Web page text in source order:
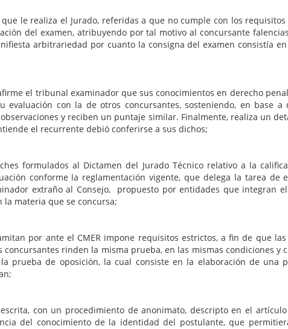
el Jurado, referidas a que no cumple con los requisitos
del examen, atribuyendo por tal motivo al concursante
arbitrariedad por cuanto la consigna del examen consistía
examinador que sus conocimientos en derecho penal
evaluación con la de otros concursantes, sosteniendo, en base
y reciben un puntaje similar. Finalmente, realiza un
el recurrente debió conferirse a sus dichos;
formulados al Dictamen del Jurado Técnico relativo a la
conforme la reglamentación vigente, que delega la tarea
extraño al Consejo, propuesto por entidades que integran
la materia que se concursa;
por ante el CMER impone requisitos estrictos, a fin de que
rinden la misma prueba, en las mismas condiciones y
prueba de oposición, la cual consiste en la elaboración de una
con un procedimiento de anonimato, descripto en el
del conocimiento de la identidad del postulante, que